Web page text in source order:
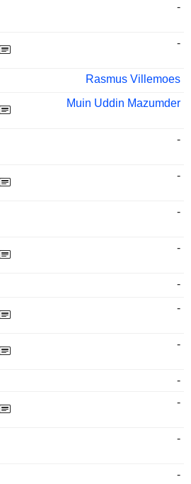
-
-
Rasmus Villemoes
Muin Uddin Mazumder
-
-
-
-
-
-
-
-
-
-
-